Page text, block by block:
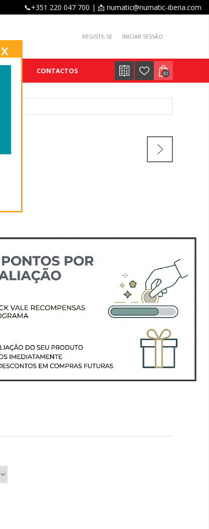
📞+351 220 047 700 | 📩 numatic@numatic-iberia.com
REGISTE-SE INICIAR SESSÃO
CONTACTOS (0)
X